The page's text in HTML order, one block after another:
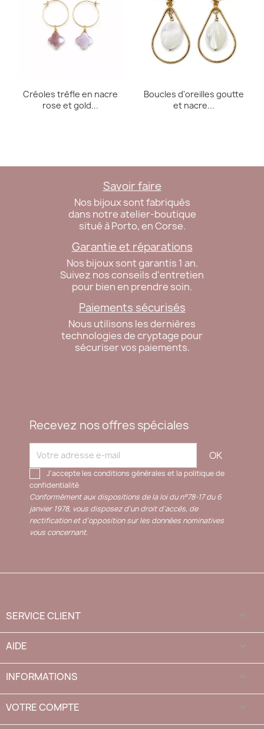
Créoles trèfle en nacre
rose et gold...
Boucles d'oreilles goutte
et nacre...
Savoir faire
Nos bijoux sont fabriqués
dans notre atelier-boutique
situé à Porto, en Corse.
Garantie et réparations
Nos bijoux sont garantis 1 an.
Suivez nos conseils d'entretien
pour bien en prendre soin.
Paiements sécurisés
Nous utilisons les dernières
technologies de cryptage pour
sécuriser vos paiements.
Recevez nos offres spéciales
J'accepte les conditions générales et la politique de
confidentialité
Conformément aux dispositions de la loi du n°78-17 du 6
janvier 1978, vous disposez d'un droit d'accès, de
rectification et d'opposition sur les données nominatives
vous concernant.
SERVICE CLIENT
AIDE
INFORMATIONS
VOTRE COMPTE